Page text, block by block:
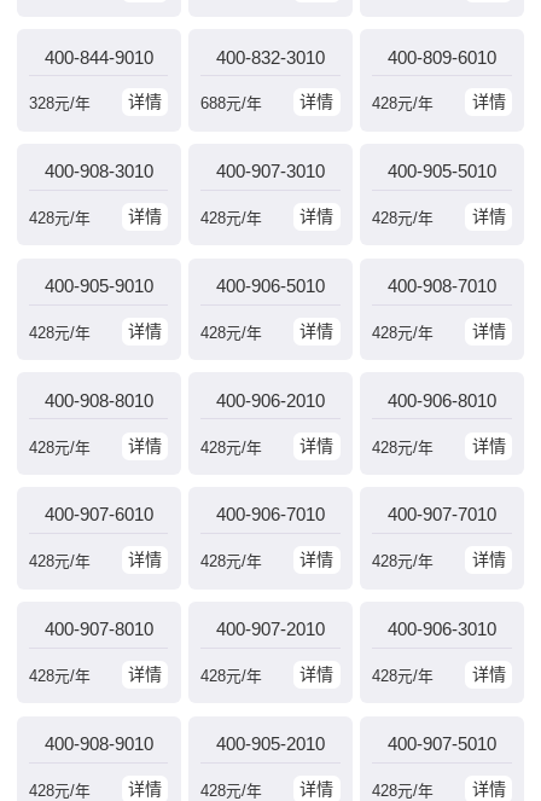
400-844-9010
详情
328元/年
400-832-3010
详情
688元/年
400-809-6010
详情
428元/年
400-908-3010
详情
428元/年
400-907-3010
详情
428元/年
400-905-5010
详情
428元/年
400-905-9010
详情
428元/年
400-906-5010
详情
428元/年
400-908-7010
详情
428元/年
400-908-8010
详情
428元/年
400-906-2010
详情
428元/年
400-906-8010
详情
428元/年
400-907-6010
详情
428元/年
400-906-7010
详情
428元/年
400-907-7010
详情
428元/年
400-907-8010
详情
428元/年
400-907-2010
详情
428元/年
400-906-3010
详情
428元/年
400-908-9010
详情
428元/年
400-905-2010
详情
428元/年
400-907-5010
详情
428元/年